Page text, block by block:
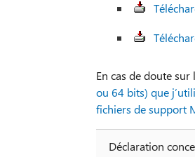
En cas de doute
ou 64 bits) que
fichiers de support
Déclaration